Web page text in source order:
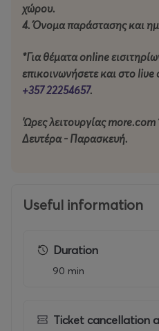
Τιμή εισιτηρίου:
€25 Γενική είσοδος
ΤΑΥΤΟΤΗΤΑ ΔΙΕΘΝΟΥΣ
ΣΥΝΔΙΟΡΓΑΝΩΤΕΣ: Nicosia
ΚΥΡΙΟΣ ΧΟΡΗΓΟΣ:
Σύγχρονου Πολιτισμού
ΑΡΓΥΡΟΣ ΧΟΡΗΓΟΣ: Pwc
ΕΠΙΚΟΙΝΩΝΙΑΣ:
ύθερος
Γαλλικό Ινστιτούτο
χώρου.
4. Όνομα παράστασης και
*Για θέματα online
επικοινωνήσετε και στο
+357 22254657.
'Ωρες λειτουργίας
Δευτέρα - Παρασκευή.
Useful information
Duration
90 min
Ticket cancellation